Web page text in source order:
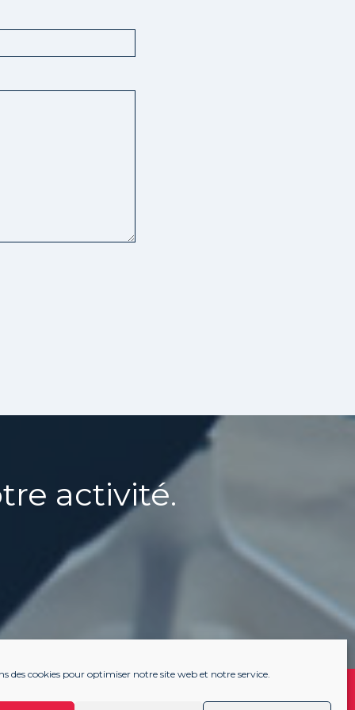
des cookies pour optimiser notre site web et notre service.
activité.
ACTUALITÉS RECRUTEMENT CONTACT